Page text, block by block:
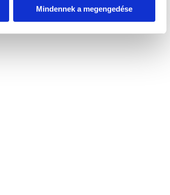
Mindennek a megengedése